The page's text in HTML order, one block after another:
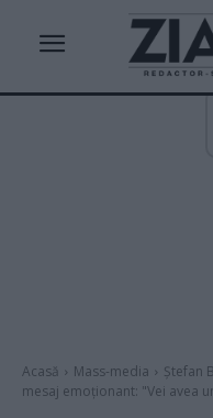
Acasă Mass-media
Ștefan
mesaj emoționant: "Vei avea